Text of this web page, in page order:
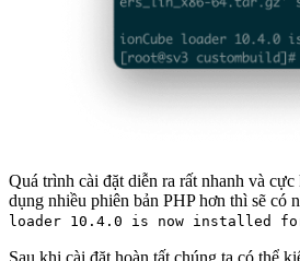
Quá trình cài đặt diễn ra rất nhanh và
dụng nhiều phiên bản PHP hơn thì sẽ có
loader 10.4.0 is now installed for
Sau khi cài đặt hoàn tất chúng ta có thể